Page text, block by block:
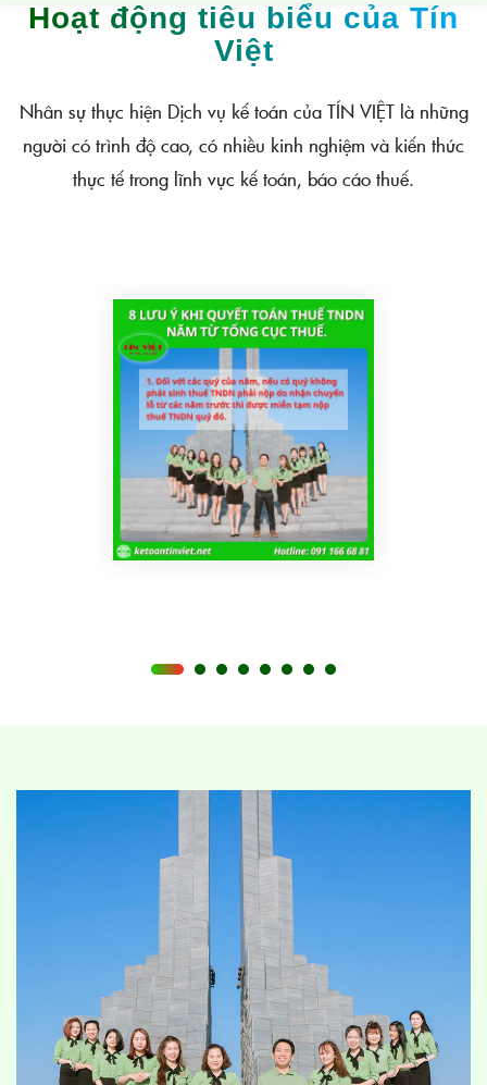
Hoạt động tiêu biểu của Tín
Việt
Nhân sự thực hiện Dịch vụ kế toán của TÍN VIỆT là những
người có trình độ cao, có nhiều kinh nghiệm và kiến thức
thực tế trong lĩnh vực kế toán, báo cáo thuế.